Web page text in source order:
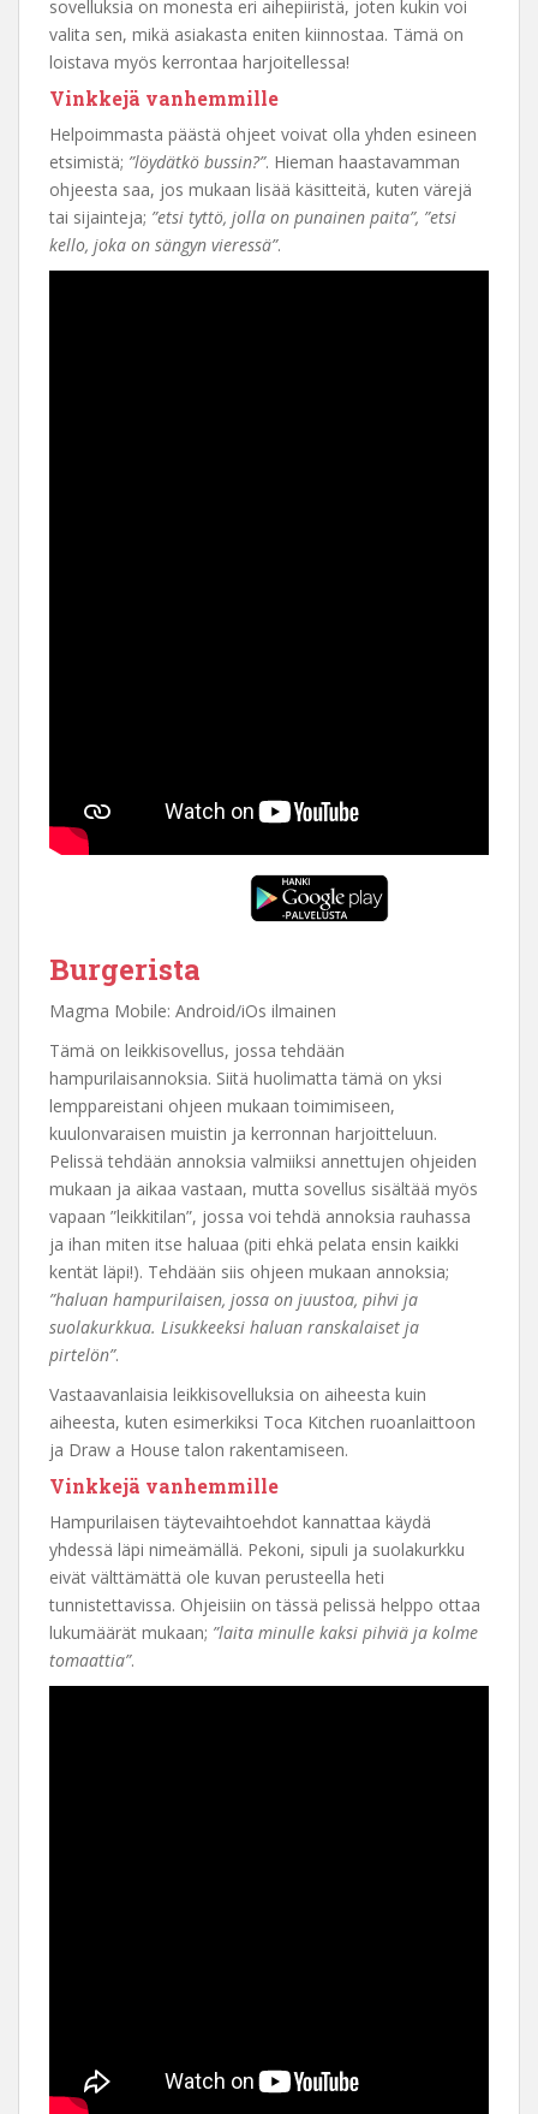
sovelluksia on monesta eri aihepiiristä, joten kukin voi
valita sen, mikä asiakasta eniten kiinnostaa. Tämä on
loistava myös kerrontaa harjoitellessa!
Vinkkejä vanhemmille
Helpoimmasta päästä ohjeet voivat olla yhden esineen
etsimistä; ”löydätkö bussin?”. Hieman haastavamman
ohjeesta saa, jos mukaan lisää käsitteitä, kuten värejä
tai sijainteja; ”etsi tyttö, jolla on punainen paita”, ”etsi
kello, joka on sängyn vieressä”.
Burgerista
Magma Mobile: Android/iOs ilmainen
Tämä on leikkisovellus, jossa tehdään
hampurilaisannoksia. Siitä huolimatta tämä on yksi
lemppareistani ohjeen mukaan toimimiseen,
kuulonvaraisen muistin ja kerronnan harjoitteluun.
Pelissä tehdään annoksia valmiiksi annettujen ohjeiden
mukaan ja aikaa vastaan, mutta sovellus sisältää myös
vapaan ”leikkitilan”, jossa voi tehdä annoksia rauhassa
ja ihan miten itse haluaa (piti ehkä pelata ensin kaikki
kentät läpi!). Tehdään siis ohjeen mukaan annoksia;
”haluan hampurilaisen, jossa on juustoa, pihvi ja
suolakurkkua. Lisukkeeksi haluan ranskalaiset ja
pirtelön”.
Vastaavanlaisia leikkisovelluksia on aiheesta kuin
aiheesta, kuten esimerkiksi Toca Kitchen ruoanlaittoon
ja Draw a House talon rakentamiseen.
Vinkkejä vanhemmille
Hampurilaisen täytevaihtoehdot kannattaa käydä
yhdessä läpi nimeämällä. Pekoni, sipuli ja suolakurkku
eivät välttämättä ole kuvan perusteella heti
tunnistettavissa. Ohjeisiin on tässä pelissä helppo ottaa
lukumäärät mukaan; ”laita minulle kaksi pihviä ja kolme
tomaattia”.